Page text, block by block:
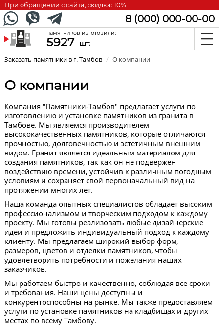
При обращении с сайта, скидка: 10%
8 (000) 000-00-00
памятников изготовили:
5927 шт.
Заказать памятники в г. Тамбов / О компании
О компании
Компания "Памятники-Тамбов" предлагает услуги по
изготовлению и установке памятников из гранита в
Тамбове. Мы являемся производителем
высококачественных памятников, которые отличаются
прочностью, долговечностью и эстетичным внешним
видом. Гранит является идеальным материалом для
создания памятников, так как он не подвержен
воздействию времени, устойчив к различным погодным
условиям и сохраняет свой первоначальный вид на
протяжении многих лет.
Наша команда опытных специалистов обладает высоким
профессионализмом и творческим подходом к каждому
проекту. Мы готовы реализовать любые дизайнерские
идеи и предложить индивидуальный подход к каждому
клиенту. Мы предлагаем широкий выбор форм,
размеров, цветов и отделки памятников, чтобы
удовлетворить потребности и пожелания наших
заказчиков.
Мы работаем быстро и качественно, соблюдая все сроки
и требования. Наши цены доступны и
конкурентоспособны на рынке. Мы также предоставляем
услуги по установке памятников на кладбищах и других
местах по всему Тамбову.